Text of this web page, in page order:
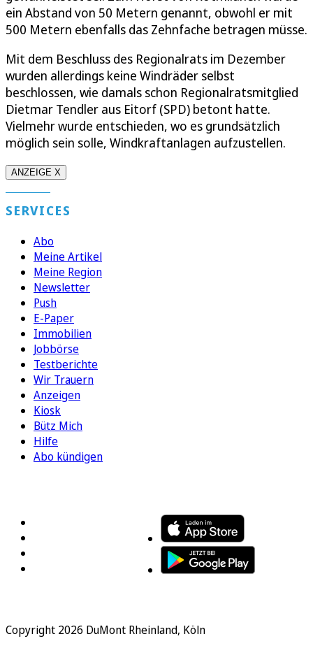
ein Abstand von 50 Metern genannt, obwohl er mit
500 Metern ebenfalls das Zehnfache betragen müsse.
Mit dem Beschluss des Regionalrats im Dezember
wurden allerdings keine Windräder selbst
beschlossen, wie damals schon Regionalratsmitglied
Dietmar Tendler aus Eitorf (SPD) betont hatte.
Vielmehr wurde entschieden, wo es grundsätzlich
möglich sein solle, Windkraftanlagen aufzustellen.
ANZEIGE X
SERVICES
Abo
Meine Artikel
Meine Region
Newsletter
Push
E-Paper
Immobilien
Jobbörse
Testberichte
Wir Trauern
Anzeigen
Kiosk
Bütz Mich
Hilfe
Abo kündigen
Copyright 2026 DuMont Rheinland, Köln